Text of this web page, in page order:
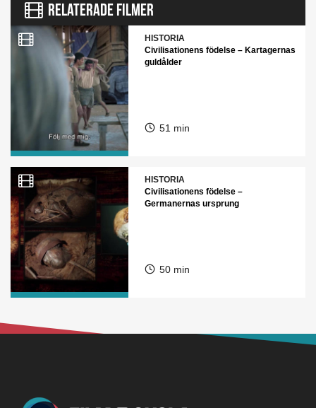
RELATERADE FILMER
HISTORIA
Civilisationens födelse – Kartagernas
guldålder
51 min
HISTORIA
Civilisationens födelse –
Germanernas ursprung
50 min